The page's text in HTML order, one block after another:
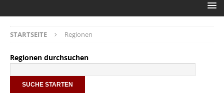
STARTSEITE Regionen
Regionen durchsuchen